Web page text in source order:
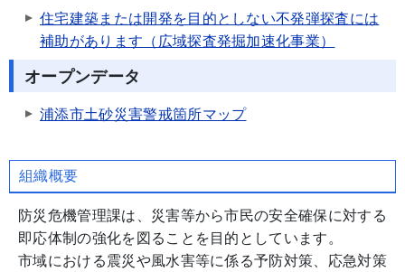
住宅建築または開発を目的としない不発弾探査には
補助があります（広域探査発掘加速化事業）
オープンデータ
浦添市土砂災害警戒箇所マップ
組織概要
防災危機管理課は、災害等から市民の安全確保に対する
即応体制の強化を図ることを目的としています。
市域における震災や風水害等に係る予防対策、応急対策